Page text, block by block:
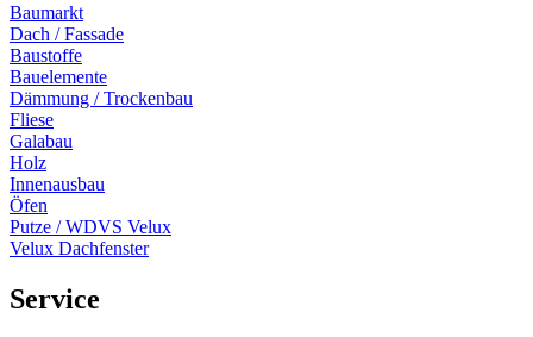
Baumarkt
Dach / Fassade
Baustoffe
Bauelemente
Dämmung / Trockenbau
Fliese
Galabau
Holz
Innenausbau
Öfen
Putze / WDVS Velux
Velux Dachfenster
Service